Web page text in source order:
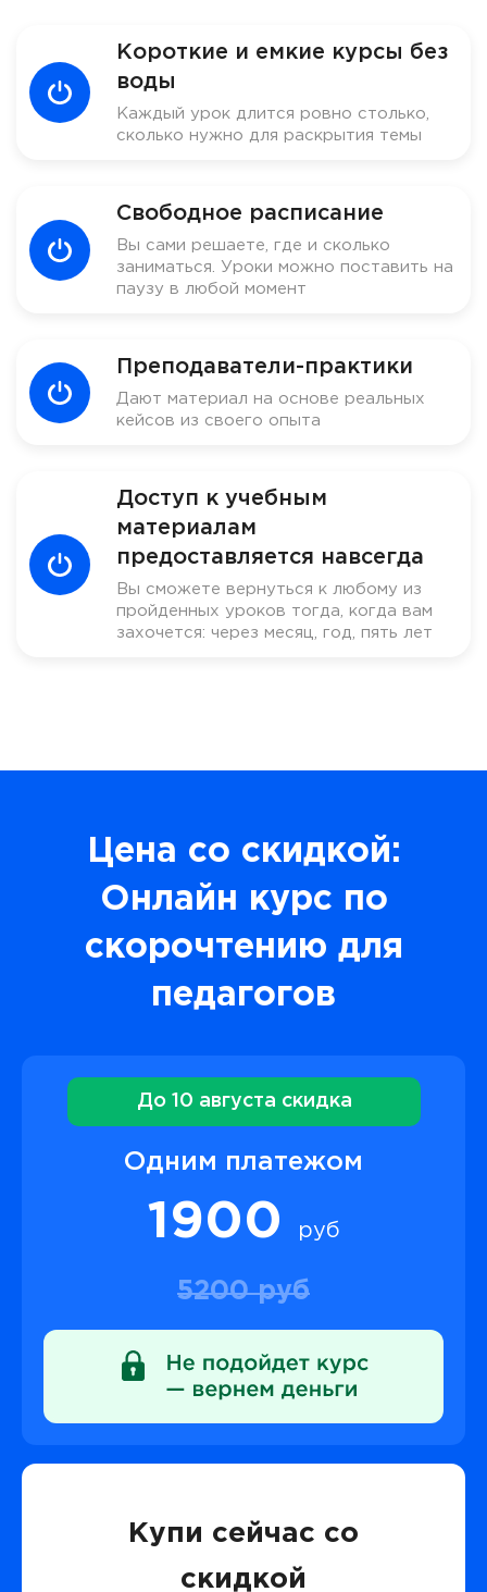
Короткие и емкие курсы без
воды
Каждый урок длится ровно столько,
сколько нужно для раскрытия темы
Свободное расписание
Вы сами решаете, где и сколько
заниматься. Уроки можно поставить на
паузу в любой момент
Преподаватели-практики
Дают материал на основе реальных
кейсов из своего опыта
Доступ к учебным
материалам
предоставляется навсегда
Вы сможете вернуться к любому из
пройденных уроков тогда, когда вам
захочется: через месяц, год, пять лет
Цена со скидкой:
Онлайн курс по
скорочтению для
педагогов
До 10 августа скидка
Одним платежом
1900 руб
5200 руб
Купи сейчас со
скидкой